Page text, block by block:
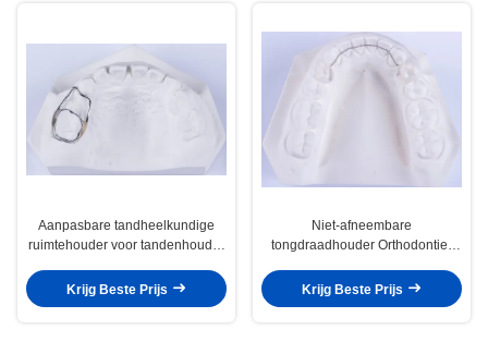
Aanpasbare tandheelkundige
ruimtehouder voor tandenhouder
Krijg Beste Prijs
Niet-afneembare
tongdraadhouder Orthodontie-
tanden
Krijg Beste Prijs